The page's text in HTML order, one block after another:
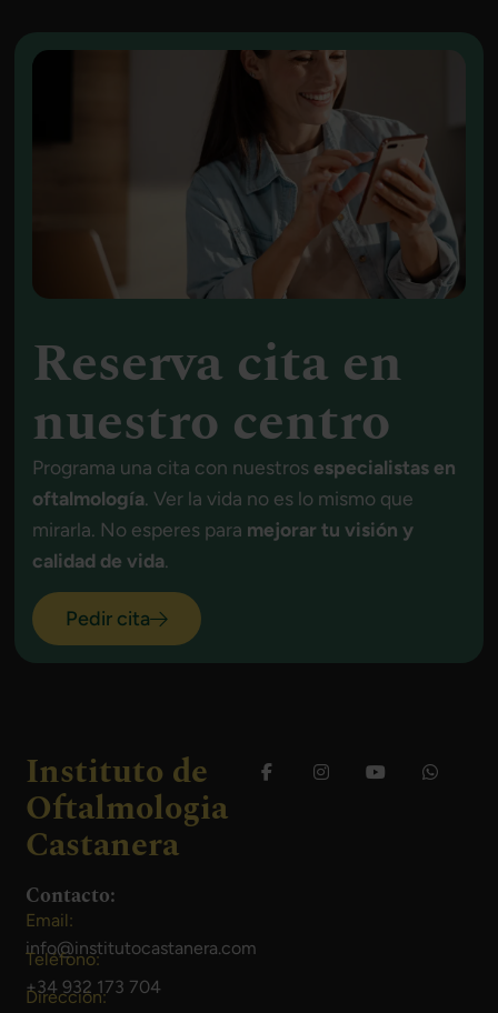
Reserva cita en
nuestro centro
Programa una cita con nuestros especialistas en
oftalmología. Ver la vida no es lo mismo que
mirarla. No esperes para mejorar tu visión y
calidad de vida.
Pedir cita
Instituto de
Oftalmologia
Castanera
Contacto:
Email:
info@institutocastanera.com
Teléfono:
+34 932 173 704
Dirección: